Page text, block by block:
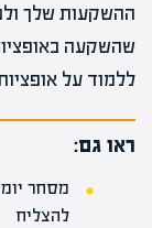
ההשקעות שלך
שהשקעה
ללמוד על
ראו גם:
מסחר
להצליח